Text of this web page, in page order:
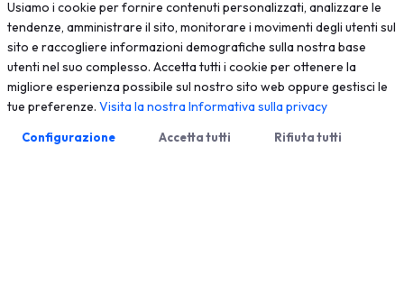
Opportunità professionali
Formazione
parziale, senza autorizzazione scritta è vietata
Usiamo i cookie per fornire contenuti personalizzati, analizzare le
tendenze, amministrare il sito, monitorare i movimenti degli utenti sul
sito e raccogliere informazioni demografiche sulla nostra base
utenti nel suo complesso. Accetta tutti i cookie per ottenere la
migliore esperienza possibile sul nostro sito web oppure gestisci le
tue preferenze. Visita la nostra Informativa sulla privacy
Configurazione Accetta tutti Rifiuta tutti